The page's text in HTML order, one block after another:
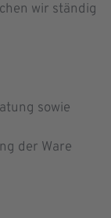
wir ständig
sowie
der Ware